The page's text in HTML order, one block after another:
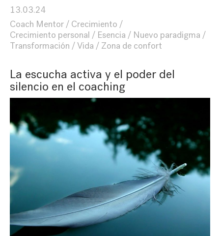
13.03.24
Coach Mentor
Crecimiento
Crecimiento personal
Esencia
Nuevo paradigma
Transformación
Vida Zona de confort
La escucha activa y el poder del
silencio en el coaching